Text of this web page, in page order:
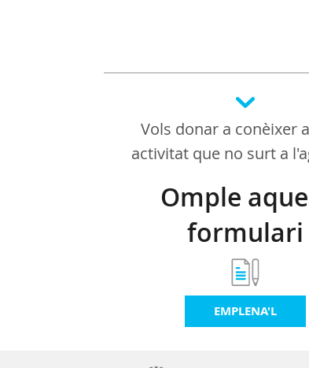
Vols donar a conèixer
activitat que no surt a
Omple
formulari
EMPLENA'L